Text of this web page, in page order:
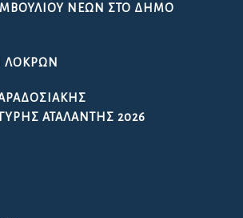
ΝΈΩΝ ΣΤΟ ΔΉΜΟ
ΛΟΚΡΏΝ
ΑΤΑΛΆΝΤΗΣ 2026